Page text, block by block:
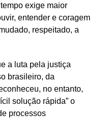
exige maior
entender e coragem
respeitado, a
a luta pela justiça
brasileiro, da
no entanto,
solução rápida” o
processos